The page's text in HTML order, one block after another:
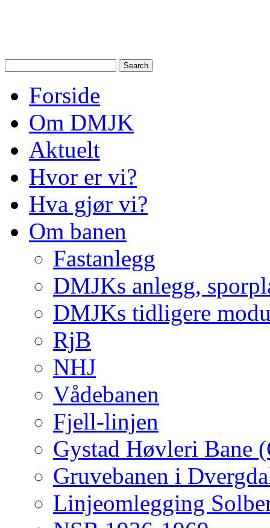
Forside
Om DMJK
Aktuelt
Hvor er vi?
Hva gjør vi?
Om banen
Fastanlegg
DMJKs anlegg,
DMJKs tidligere
RjB
NHJ
Vådebanen
Fjell-linjen
Gystad Høvleri Bane
Gruvebanen i
Linjeomlegging